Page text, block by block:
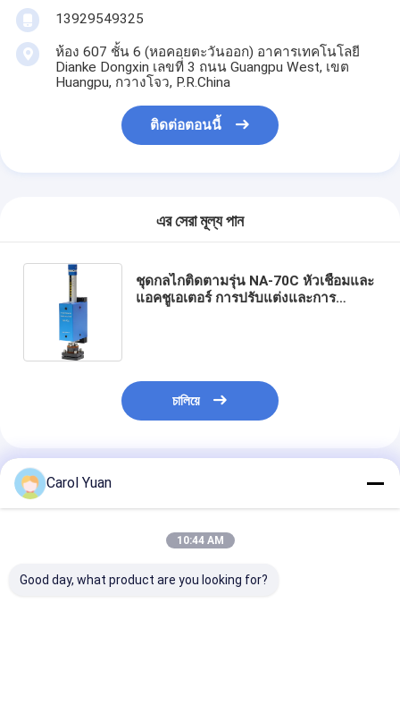
13929549325
ห้อง 607 ชั้น 6 (หอคอยตะวันออก) อาคารเทคโนโลยี
Dianke Dongxin เลขที่ 3 ถนน Guangpu West, เขต
Huangpu, กวางโจว, P.R.China
ติดต่อตอนนี้
এর সেরা মূল্য পান
ชุดกลไกติดตามรุ่น NA-70C หัวเชื่อมและ
แอคชูเอเตอร์ การปรับแต่งและการ
চালিয়ে
แนะนำผลิตภัณฑ์
Carol Yuan
10:44 AM
Good day, what product are you looking for?